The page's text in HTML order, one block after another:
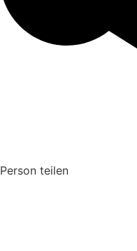
Person teilen